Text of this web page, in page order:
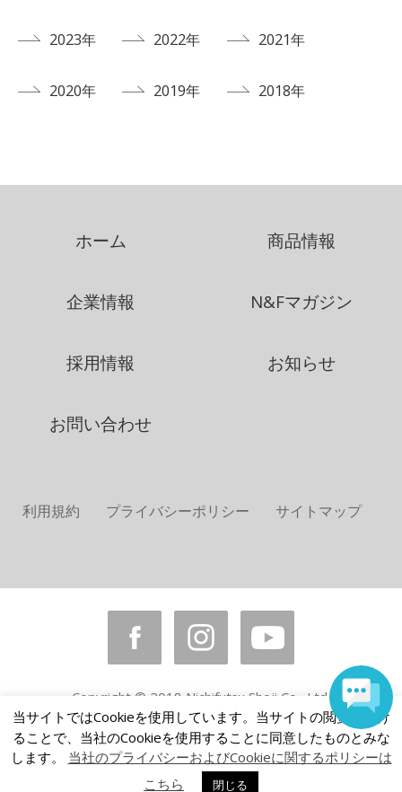
2023年 2022年 2021年
2020年 2019年 2018年
ホーム 商品情報
企業情報 N&Fマガジン
採用情報 お知らせ
お問い合わせ
利用規約 プライバシーポリシー サイトマップ
Copyright © 2018 Nichifutsu Shoji Co., Ltd.
All rights reserved.
当サイトではCookieを使用しています。当サイトの閲覧を続け
ることで、当社のCookieを使用することに同意したものとみな
します。 当社のプライバシーおよびCookieに関するポリシーは
こちら
閉じる